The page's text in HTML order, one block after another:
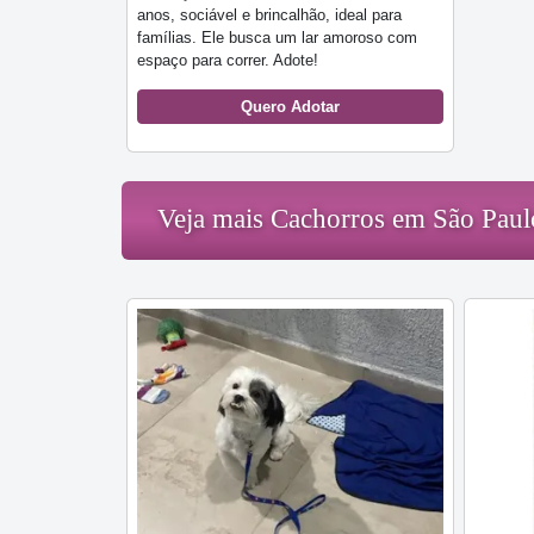
anos, sociável e brincalhão, ideal para
famílias. Ele busca um lar amoroso com
espaço para correr. Adote!
Quero Adotar
Veja mais Cachorros em São